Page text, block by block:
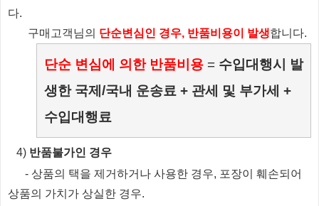
다.
​ 구매고객님의 단순변심인 경우, 반품비용이 발생합니다.
단순 변심에 의한 반품비용 = 수입대행시 발
생한 국제/국내 운송료 + 관세 및 부가세 +
수입대행료
​4) 반품불가인 경우
- 상품의 택을 제거하거나 사용한 경우, 포장이 훼손되어
상품의 가치가 상실한 경우.